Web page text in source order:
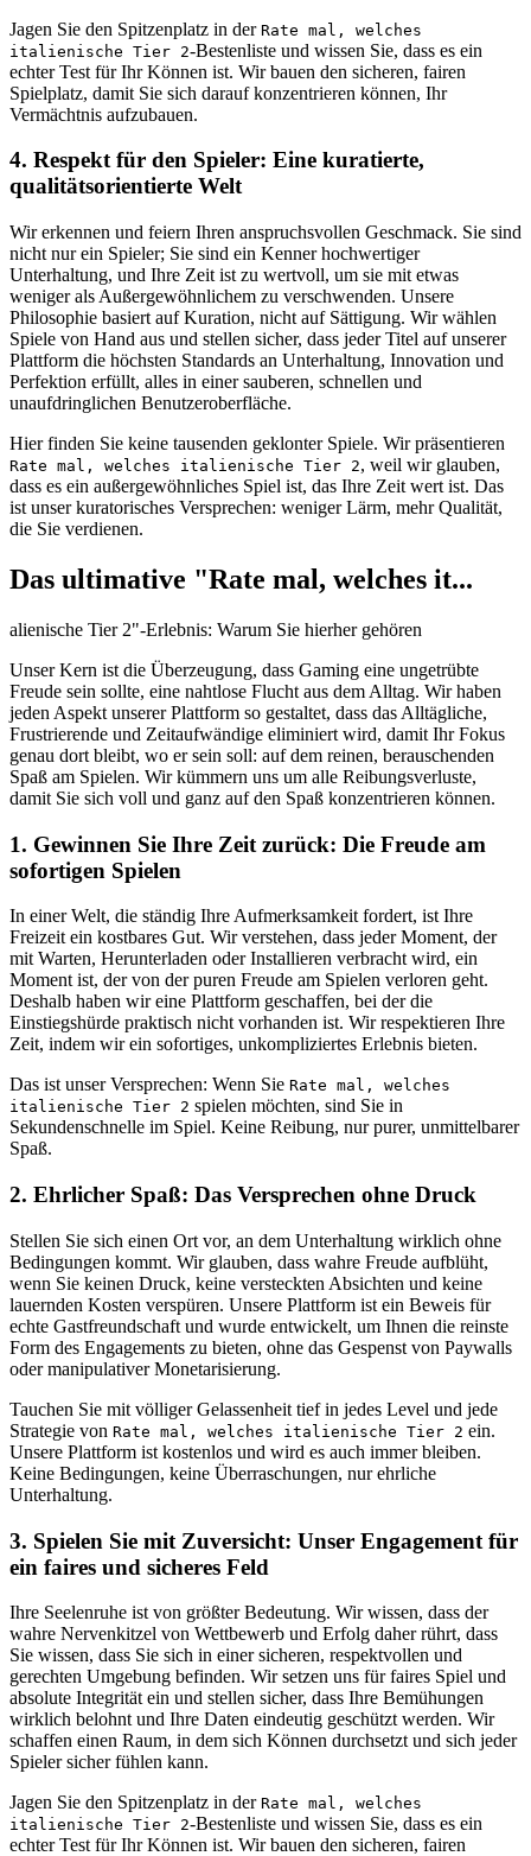
Jagen Sie den Spitzenplatz in der Rate mal, welches
italienische Tier 2-Bestenliste und wissen Sie, dass es ein
echter Test für Ihr Können ist. Wir bauen den sicheren, fairen
Spielplatz, damit Sie sich darauf konzentrieren können, Ihr
Vermächtnis aufzubauen.
4. Respekt für den Spieler: Eine kuratierte,
qualitätsorientierte Welt
Wir erkennen und feiern Ihren anspruchsvollen Geschmack. Sie sind
nicht nur ein Spieler; Sie sind ein Kenner hochwertiger
Unterhaltung, und Ihre Zeit ist zu wertvoll, um sie mit etwas
weniger als Außergewöhnlichem zu verschwenden. Unsere
Philosophie basiert auf Kuration, nicht auf Sättigung. Wir wählen
Spiele von Hand aus und stellen sicher, dass jeder Titel auf unserer
Plattform die höchsten Standards an Unterhaltung, Innovation und
Perfektion erfüllt, alles in einer sauberen, schnellen und
unaufdringlichen Benutzeroberfläche.
Hier finden Sie keine tausenden geklonter Spiele. Wir präsentieren
Rate mal, welches italienische Tier 2, weil wir glauben,
dass es ein außergewöhnliches Spiel ist, das Ihre Zeit wert ist. Das
ist unser kuratorisches Versprechen: weniger Lärm, mehr Qualität,
die Sie verdienen.
Das ultimative "Rate mal, welches it...
alienische Tier 2"-Erlebnis: Warum Sie hierher gehören
Unser Kern ist die Überzeugung, dass Gaming eine ungetrübte
Freude sein sollte, eine nahtlose Flucht aus dem Alltag. Wir haben
jeden Aspekt unserer Plattform so gestaltet, dass das Alltägliche,
Frustrierende und Zeitaufwändige eliminiert wird, damit Ihr Fokus
genau dort bleibt, wo er sein soll: auf dem reinen, berauschenden
Spaß am Spielen. Wir kümmern uns um alle Reibungsverluste,
damit Sie sich voll und ganz auf den Spaß konzentrieren können.
1. Gewinnen Sie Ihre Zeit zurück: Die Freude am
sofortigen Spielen
In einer Welt, die ständig Ihre Aufmerksamkeit fordert, ist Ihre
Freizeit ein kostbares Gut. Wir verstehen, dass jeder Moment, der
mit Warten, Herunterladen oder Installieren verbracht wird, ein
Moment ist, der von der puren Freude am Spielen verloren geht.
Deshalb haben wir eine Plattform geschaffen, bei der die
Einstiegshürde praktisch nicht vorhanden ist. Wir respektieren Ihre
Zeit, indem wir ein sofortiges, unkompliziertes Erlebnis bieten.
Das ist unser Versprechen: Wenn Sie Rate mal, welches
italienische Tier 2 spielen möchten, sind Sie in
Sekundenschnelle im Spiel. Keine Reibung, nur purer, unmittelbarer
Spaß.
2. Ehrlicher Spaß: Das Versprechen ohne Druck
Stellen Sie sich einen Ort vor, an dem Unterhaltung wirklich ohne
Bedingungen kommt. Wir glauben, dass wahre Freude aufblüht,
wenn Sie keinen Druck, keine versteckten Absichten und keine
lauernden Kosten verspüren. Unsere Plattform ist ein Beweis für
echte Gastfreundschaft und wurde entwickelt, um Ihnen die reinste
Form des Engagements zu bieten, ohne das Gespenst von Paywalls
oder manipulativer Monetarisierung.
Tauchen Sie mit völliger Gelassenheit tief in jedes Level und jede
Strategie von Rate mal, welches italienische Tier 2 ein.
Unsere Plattform ist kostenlos und wird es auch immer bleiben.
Keine Bedingungen, keine Überraschungen, nur ehrliche
Unterhaltung.
3. Spielen Sie mit Zuversicht: Unser Engagement für
ein faires und sicheres Feld
Ihre Seelenruhe ist von größter Bedeutung. Wir wissen, dass der
wahre Nervenkitzel von Wettbewerb und Erfolg daher rührt, dass
Sie wissen, dass Sie sich in einer sicheren, respektvollen und
gerechten Umgebung befinden. Wir setzen uns für faires Spiel und
absolute Integrität ein und stellen sicher, dass Ihre Bemühungen
wirklich belohnt und Ihre Daten eindeutig geschützt werden. Wir
schaffen einen Raum, in dem sich Können durchsetzt und sich jeder
Spieler sicher fühlen kann.
Jagen Sie den Spitzenplatz in der Rate mal, welches
italienische Tier 2-Bestenliste und wissen Sie, dass es ein
echter Test für Ihr Können ist. Wir bauen den sicheren, fairen